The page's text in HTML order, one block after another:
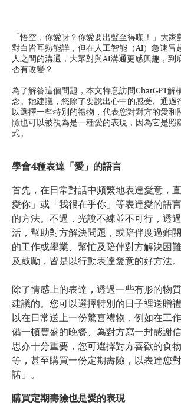
「悟空，你愛呀？你愛要出聲至得㗎！」大
對白皆耳熟能詳，但在人工智能（AI）急速冒
人之間的溝通，大眾對與AI溝通更感興趣，到
否有改變？
為了解答這個問題，本文特意訪問ChatGPT解
念。她建議，您除了要說出心中的感受、通過
以選擇一些特別的禮物，代表您對對方的愛和
險也可以被視為是一種愛的表現，因為它是照
式。
學會4種表達「愛」的語言
首先，在日常對話中頻繁地表達愛意，
愛你」或「我很在乎你」等表達愛的語
的方法。不過，光說不練並不可行，透
活，幫助對方解決問題，或陪伴度過難
的工作或學業、幫忙及陪伴對方解決困
及鼓勵，皆是以行動表達愛意的好方法。
除了情感上的表達，透過一些有形的物
建議的。您可以選擇特別的日子裡送贈
以在日常送上一份驚喜禮物，例如在工
備一頓豐盛的晚餐、為對方寫一封感謝
思亦十分重要，您可選擇對方喜歡的食
等，甚至購買一份定期壽險，以表達您
諾」。
購買定期壽險也是愛的表現